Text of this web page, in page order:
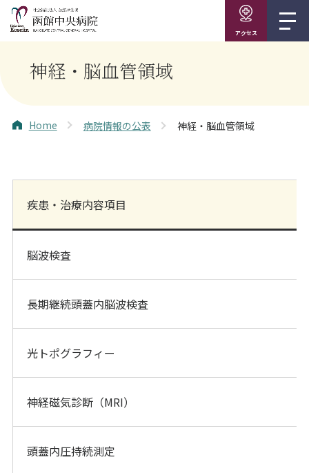
アクセス
神経・脳血管領域
Home 病院情報の公表 神経・脳血管領域
疾患・治療内容項目
脳波検査
長期継続頭蓋内脳波検査
光トポグラフィー
神経磁気診断（MRI）
頭蓋内圧持続測定